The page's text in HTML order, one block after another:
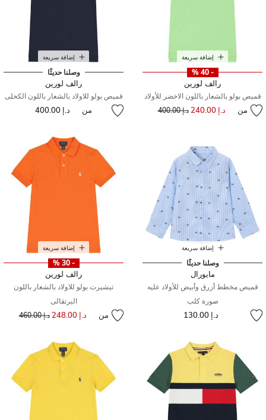
إضافة سريعة
- 40 %
رالف لورين
قميص بولو بالشعار باللون الاخضر للأولاد
من د.إ 240.00 سعر مخفض مند.إ 400.00
إضافة سريعة
وصلنا حديثًا
رالف لورين
قميص بولو للاولاد بالشعار باللون الكحلى
من د.إ 400.00
إضافة سريعة
وصلنا حديثًا
مايورال
قميص مخطط أزرق وأبيض للأولاد عليه
صورة كلب
د.إ 130.00
إضافة سريعة
- 30 %
رالف لورين
تيشيرت بولو للاولاد بالشعار باللون
البرتقالى
من د.إ 248.00 سعر مخفض من
د.إ 460.00 إلى